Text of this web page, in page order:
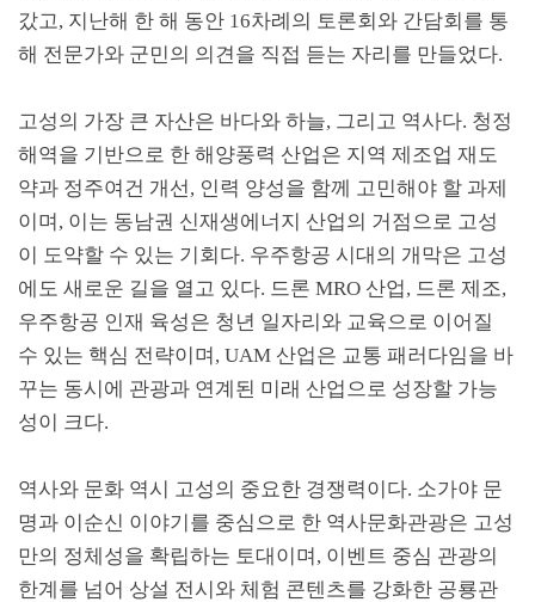
갔고, 지난해 한 해 동안 16차례의 토론회와 간담회를 통
해 전문가와 군민의 의견을 직접 듣는 자리를 만들었다.
고성의 가장 큰 자산은 바다와 하늘, 그리고 역사다. 청정
해역을 기반으로 한 해양풍력 산업은 지역 제조업 재도
약과 정주여건 개선, 인력 양성을 함께 고민해야 할 과제
이며 , 이는 동남권 신재생에너지 산업의 거점으로 고성
이 도약할 수 있는 기회다. 우주항공 시대의 개막은 고성
에도 새로운 길을 열고 있다. 드론 MRO 산업, 드론 제조,
우주항공 인재 육성은 청년 일자리와 교육으로 이어질
수 있는 핵심 전략이며 , UAM 산업은 교통 패러다임을 바
꾸는 동시에 관광과 연계된 미래 산업으로 성장할 가능
성이 크다.
역사와 문화 역시 고성의 중요한 경쟁력이다. 소가야 문
명과 이순신 이야기를 중심으로 한 역사문화관광은 고성
만의 정체성을 확립하는 토대이며 , 이벤트 중심 관광의
한계를 넘어 상설 전시와 체험 콘텐츠를 강화한 공룡관